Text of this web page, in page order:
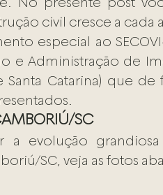
civil cresce a cada
especial ao
e Administração de
Santa Catarina) que
SC
a evolução
SC, veja as fotos